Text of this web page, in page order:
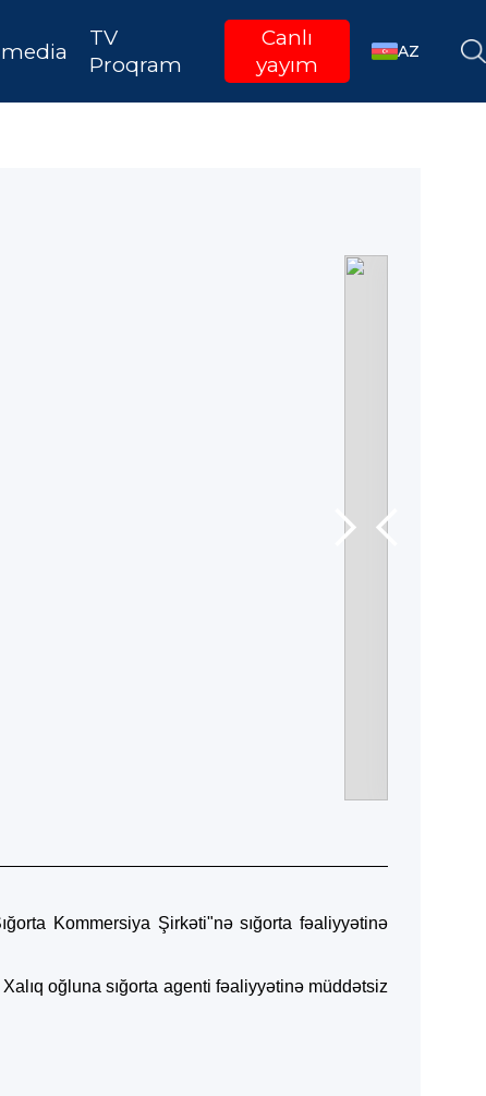
TV
Proqram
Canlı
yayım
AZ
Kommersiya Şirkəti"nə sığorta fəaliyyətinə
oğluna sığorta agenti fəaliyyətinə müddətsiz